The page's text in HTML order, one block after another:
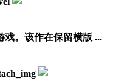
戏。该作在保留横版 ...